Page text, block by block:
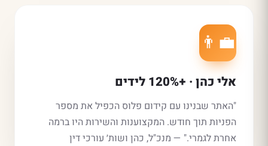
👨‍💼
אלי כהן · +120% לידים
"האתר שבנינו עם קידום פלוס הכפיל את מספר
הפניות תוך חודש. המקצוענות והשירות היו ברמה
אחרת לגמרי." — מנכ"ל, כהן ושות׳ עורכי דין